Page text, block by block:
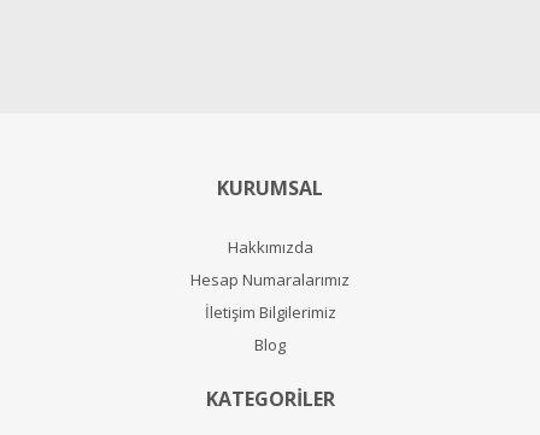
KURUMSAL
Hakkımızda
Hesap Numaralarımız
İletişim Bilgilerimiz
Blog
KATEGORİLER